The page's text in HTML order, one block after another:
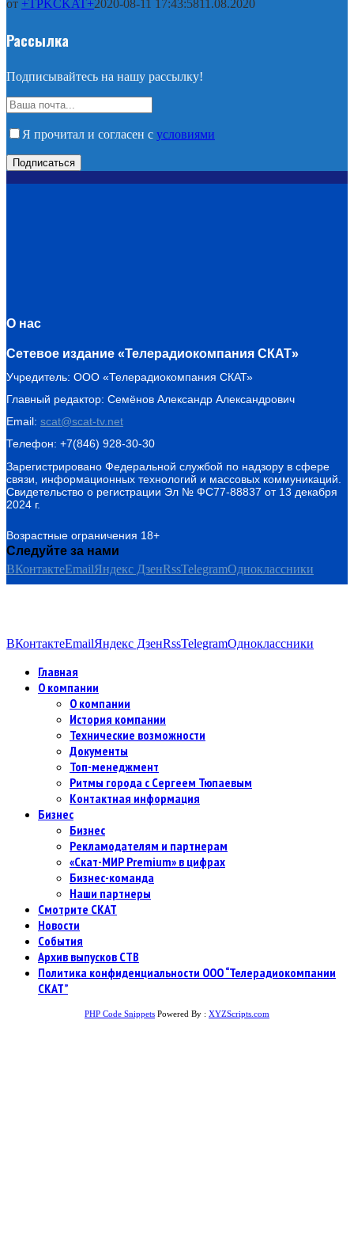
от +TPKCKAT+2020-08-11 17:43:5811.08.2020
Рассылка
Подписывайтесь на нашу рассылку!
Я прочитал и согласен с условиями
О нас
Сетевое издание «Телерадиокомпания СКАТ»
Учредитель: ООО «Телерадиокомпания СКАТ»
Главный редактор: Семёнов Александр Александрович
Email: scat@scat-tv.net
Телефон: +7(846) 928-30-30
Зарегистрировано Федеральной службой по надзору в сфере
связи, информационных технологий и массовых коммуникаций.
Свидетельство о регистрации Эл № ФС77-88837 от 13 декабря
2024 г.
Возрастные ограничения 18+
Следуйте за нами
ВКонтактеEmailЯндекс ДзенRssTelegramОдноклассники
ВКонтактеEmailЯндекс ДзенRssTelegramОдноклассники
Главная
О компании
О компании
История компании
Технические возможности
Документы
Топ-менеджмент
Ритмы города с Сергеем Тюпаевым
Контактная информация
Бизнес
Бизнес
Рекламодателям и партнерам
«Скат-МИР Premium» в цифрах
Бизнес-команда
Наши партнеры
Смотрите СКАТ
Новости
События
Архив выпусков СТВ
Политика конфиденциальности ООО “Телерадиокомпании
СКАТ”
PHP Code Snippets Powered By : XYZScripts.com